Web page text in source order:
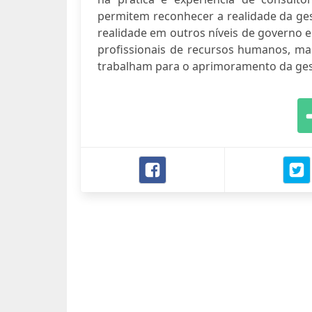
permitem reconhecer a realidade da
realidade em outros níveis de governo
profissionais de recursos humanos,
trabalham para o aprimoramento da